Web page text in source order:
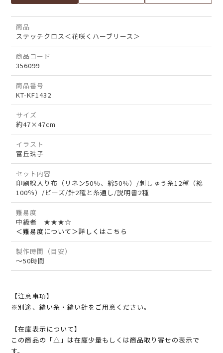
商品
ステッチクロス＜花咲くハーブリース＞
商品コード
356099
商品番号
KT-KF1432
サイズ
約47×47cm
イラスト
富丘珠子
セット内容
印刷線入り布（リネン50％、綿50％）/刺しゅう糸12種（綿
100％）/ビーズ/針2種と糸通し/説明書2種
難易度
中級者 ★★★☆
＜難易度について＞詳しくはこちら
製作時間（目安）
～50時間
【注意事項】
※別途、縫い糸・縫い針をご用意ください。
【在庫表示について】
この商品の「△」は在庫少量もしくは商品取り寄せの表示で
す。